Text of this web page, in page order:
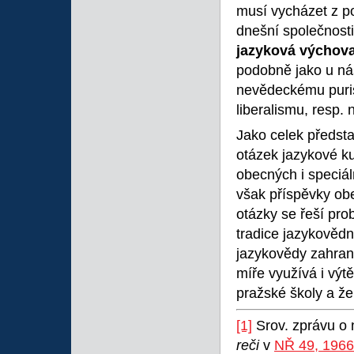
musí vycházet z
dnešní
jazyková
podobně jako u
nevědeckému
liberalismu, resp.
Jako celek
otázek jazykové
obecných i
však příspěvky
otázky se řeší
tradice
jazykovědy
míře využívá i
pražské školy a
[1] Srov. zprávu
reči v NŘ 49,